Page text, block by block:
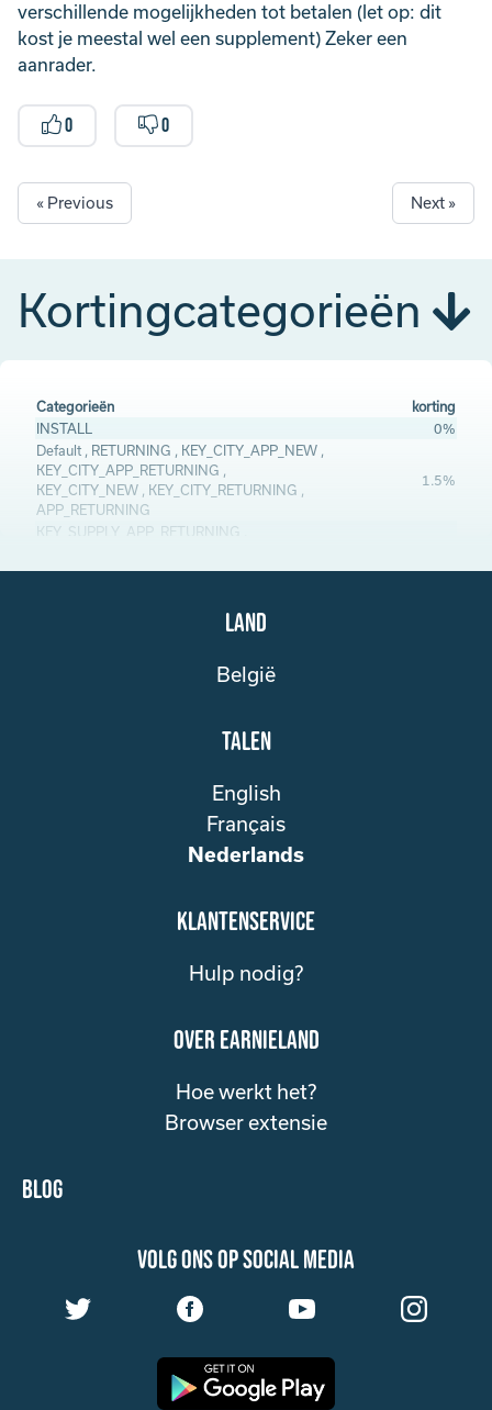
verschillende mogelijkheden tot betalen (let op: dit
kost je meestal wel een supplement) Zeker een
aanrader.
0 0
« Previous Next »
Kortingcategorieën
Categorieën
korting
INSTALL
0%
Default , RETURNING , KEY_CITY_APP_NEW ,
KEY_CITY_APP_RETURNING ,
KEY_CITY_NEW , KEY_CITY_RETURNING ,
APP_RETURNING
1.5%
KEY_SUPPLY_APP_RETURNING ,
NEW , APP_NEW
3%
Land
België
Talen
English
Français
Nederlands
klantenservice
Hulp nodig?
over Earnieland
Hoe werkt het?
Browser extensie
Blog
volg ons op social media